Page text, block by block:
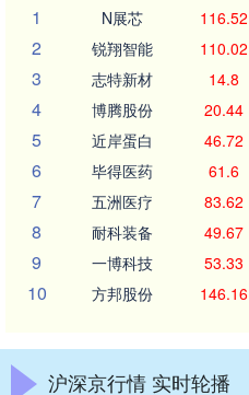
1
N展芯 116.52
2 锐翔智能 110.02
3 志特新材 14.8
4 博腾股份 20.44
5 近岸蛋白 46.72
6 毕得医药 61.6
7 五洲医疗 83.62
8 耐科装备 49.67
9 一博科技 53.33
10 方邦股份 146.16
沪深京行情 实时轮播